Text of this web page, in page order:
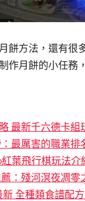
餅方法，還有
作月餅的小任務
最新千六德卡組
最厲害的職業排
葉飛行棋玩法介
：殘河溟夜凋零
全種類食譜配